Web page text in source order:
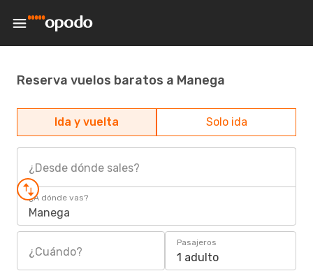
Reserva vuelos baratos a Manega
Ida y vuelta Solo ida
¿Desde dónde sales?
¿A dónde vas?
Manega
¿Cuándo?
Pasajeros
1 adulto